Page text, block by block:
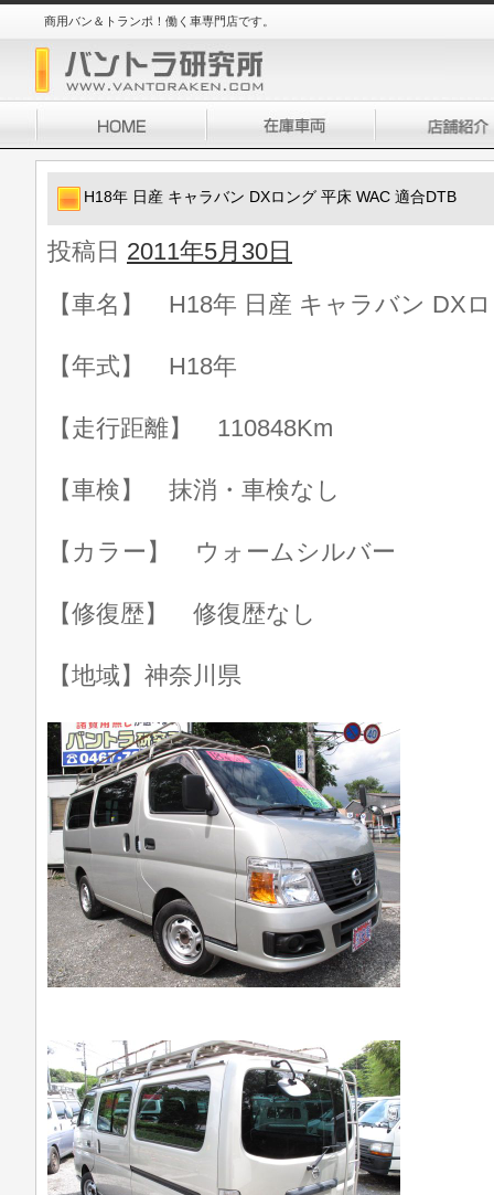
商用バン＆トランポ！働く車専門店です。
H18年 日産 キャラバン DXロング 平床 WAC 適合DTB
投稿日 2011年5月30日
【車名】 H18年 日産 キャラバン DX
【年式】 H18年
【走行距離】 110848Km
【車検】 抹消・車検なし
【カラー】 ウォームシルバー
【修復歴】 修復歴なし
【地域】神奈川県